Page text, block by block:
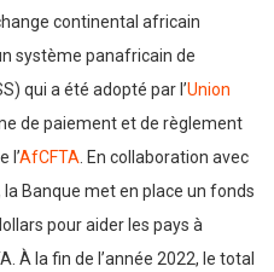
continental africain
système panafricain de
qui a été adopté par l’Union
de paiement et de règlement
l’AfCFTA . En collaboration avec
la Banque met en place un fonds
pour aider les pays à
À la fin de l’année 2022, le total